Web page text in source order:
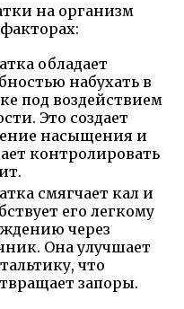
на организм
обладает
набухать в
под воздействием
Это создает
насыщения и
контролировать
смягчает кал и
его легкому
через
Она улучшает
что
запоры.